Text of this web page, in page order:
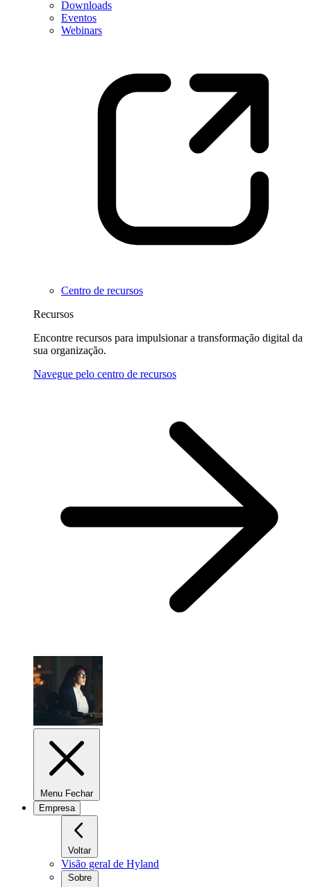
Downloads
Eventos
Webinars
Centro de recursos
Recursos
Encontre recursos para impulsionar a transformação digital da
sua organização.
Navegue pelo centro de recursos
Menu Fechar
Empresa
Voltar
Visão geral de Hyland
Sobre